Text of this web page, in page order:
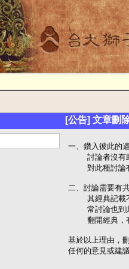
[公告] 文章刪
一、鑽入彼此的
討論者沒有
對此種討論
二、討論需要有
其經典記載
常討論也到
翻開經典，
基於以上理由，
任何的意見或建